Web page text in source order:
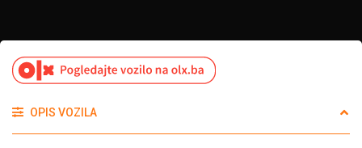
OPIS VOZILA